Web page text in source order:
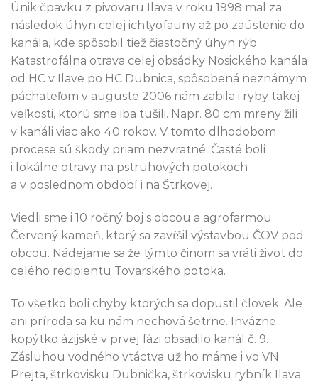
Únik čpavku z pivovaru Ilava v roku 1998 mal za
následok úhyn celej ichtyofauny až po zaústenie do
kanála, kde spôsobil tiež čiastočný úhyn rýb.
Katastrofálna otrava celej obsádky Nosického kanála
od HC v Ilave po HC Dubnica, spôsobená neznámym
páchateľom v auguste 2006 nám zabila i ryby takej
veľkosti, ktorú sme iba tušili. Napr. 80 cm mreny žili
v kanáli viac ako 40 rokov. V tomto dlhodobom
procese sú škody priam nezvratné. Časté boli
i lokálne otravy na pstruhových potokoch
a v poslednom období i na Štrkovej.
Viedli sme i 10 ročný boj s obcou a agrofarmou
Červený kameň, ktorý sa zavŕšil výstavbou ČOV pod
obcou. Nádejame sa že týmto činom sa vráti život do
celého recipientu Tovarského potoka.
To všetko boli chyby ktorých sa dopustil človek. Ale
ani príroda sa ku nám nechová šetrne. Invázne
kopýtko ázijské v prvej fázi obsadilo kanál č. 9.
Zásluhou vodného vtáctva už ho máme i vo VN
Prejta, štrkovisku Dubnička, štrkovisku rybník Ilava.